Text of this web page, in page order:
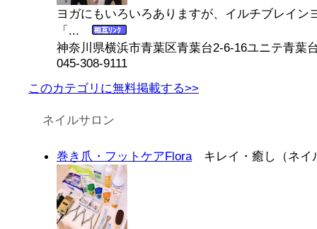
ヨガにもいろいろありますが、イルチブレイン
「...
神奈川県横浜市青葉区青葉台2-6-16ユニテ青葉
045-308-9111
このカテゴリに無料掲載する>>
ネイルサロン
巻き爪・フットケアFloraキレイ・癒し（ネイ